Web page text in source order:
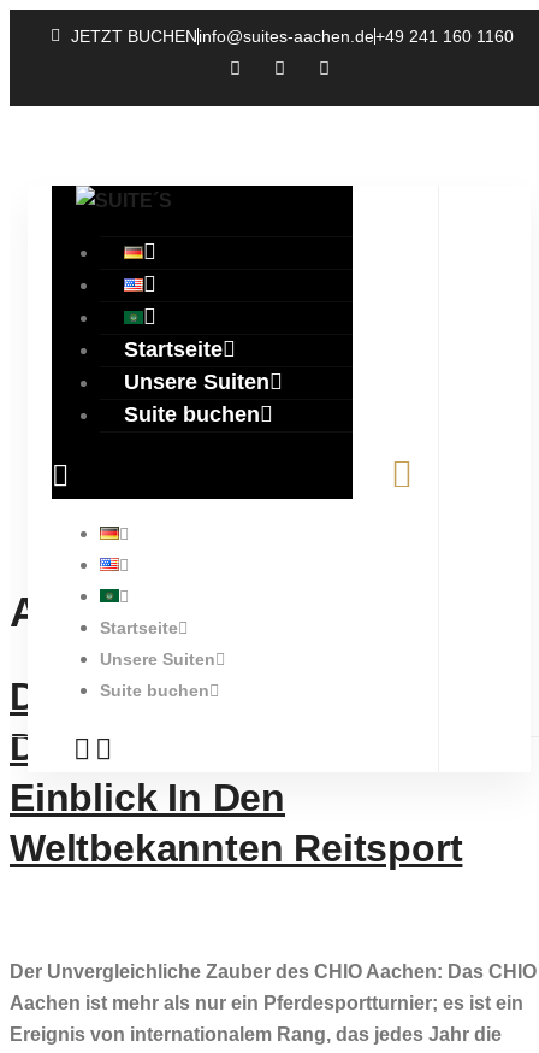
JETZT BUCHENinfo@suites-aachen.de+49 241 160 1160
Startseite
Unsere Suiten
Suite buchen
Startseite
Unsere Suiten
Suite buchen
Autor:SUITE´S
Der Unvergleichliche Zauber
Des CHIO Aachen: Ein
Einblick In Den
Weltbekannten Reitsport
Der Unvergleichliche Zauber des CHIO Aachen: Das CHIO
Aachen ist mehr als nur ein Pferdesportturnier; es ist ein
Ereignis von internationalem Rang, das jedes Jahr die